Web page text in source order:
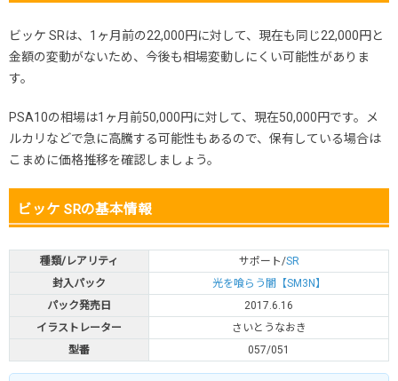
ビッケ SRは、1ヶ月前の22,000円に対して、現在も同じ22,000円と
金額の変動がないため、今後も相場変動しにくい可能性がありま
す。
PSA10の相場は1ヶ月前50,000円に対して、現在50,000円です。メ
ルカリなどで急に高騰する可能性もあるので、保有している場合は
こまめに価格推移を確認しましょう。
ビッケ SRの基本情報
種類/レアリティ サポート/SR
封入パック
光を喰らう闇【SM3N】
パック発売日
2017.6.16
イラストレーター
さいとうなおき
型番
057/051